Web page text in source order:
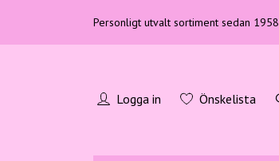
Personligt utvalt sortiment sedan 1958
Logga in Önskelista